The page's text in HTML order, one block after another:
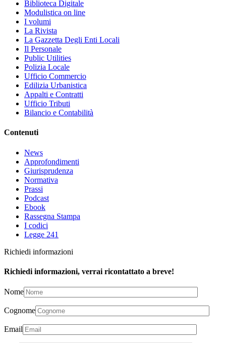
Biblioteca Digitale
Modulistica on line
I volumi
La Rivista
La Gazzetta Degli Enti Locali
Il Personale
Public Utilities
Polizia Locale
Ufficio Commercio
Edilizia Urbanistica
Appalti e Contratti
Ufficio Tributi
Bilancio e Contabilità
Contenuti
News
Approfondimenti
Giurisprudenza
Normativa
Prassi
Podcast
Ebook
Rassegna Stampa
I codici
Legge 241
Richiedi informazioni
Richiedi informazioni, verrai ricontattato a breve!
Nome
Cognome
Email